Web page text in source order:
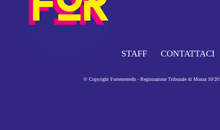
STAFF CONTATTACI
© Copyright FortementeIn - Registrazione Tribunale di Monza 10/